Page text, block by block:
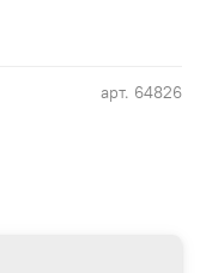
арт. 64826